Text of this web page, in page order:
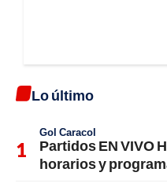
Lo último
Gol Caracol
Partidos EN VIVO
horarios y